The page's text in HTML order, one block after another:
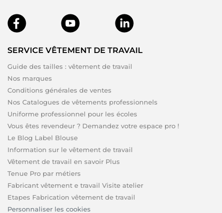
SERVICE VÊTEMENT DE TRAVAIL
Guide des tailles : vêtement de travail
Nos marques
Conditions générales de ventes
Nos Catalogues de vêtements professionnels
Uniforme professionnel pour les écoles
Vous êtes revendeur ? Demandez votre espace pro !
Le Blog Label Blouse
Information sur le vêtement de travail
Vêtement de travail en savoir Plus
Tenue Pro par métiers
Fabricant vêtement e travail Visite atelier
Etapes Fabrication vêtement de travail
Personnaliser les cookies